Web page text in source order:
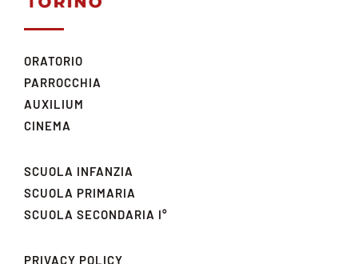
ORATORIO
PARROCCHIA
AUXILIUM
CINEMA
SCUOLA INFANZIA
SCUOLA PRIMARIA
SCUOLA SECONDARIA I°
PRIVACY POLICY